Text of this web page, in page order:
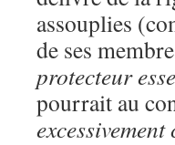
assouplies
de ses
protecteur
pourrait au